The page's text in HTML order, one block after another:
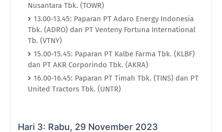
Nusantara Tbk. (TOWR)
13.00-13.45: Paparan PT Adaro Energy Indonesia
Tbk. (ADRO) dan PT Venteny Fortuna International
Tb. (VTNY)
15.00-15.45: Paparan PT Kalbe Farma Tbk. (KLBF)
dan PT AKR Corporindo Tbk. (AKRA)
16.00-16.45: Paparan PT Timah Tbk. (TINS) dan PT
United Tractors Tbk. (UNTR)
Hari 3: Rabu, 29 November 2023